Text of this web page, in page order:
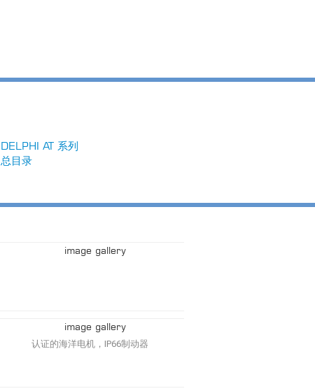
DELPHI AT 系列
总目录
认证的海洋电机，IP66制动器